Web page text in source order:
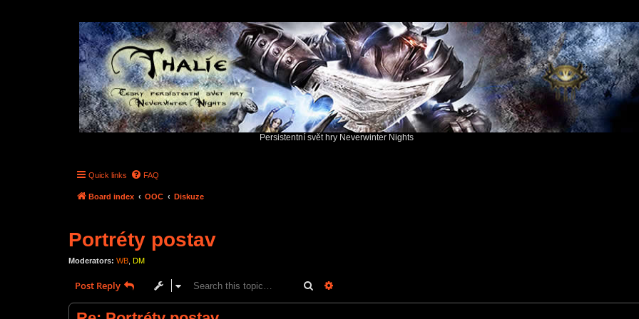
Persistentní svět hry Neverwinter Nights
Quick links FAQ
Board index OOC Diskuze
Portréty postav
Moderators: WB DM
Post Reply Search